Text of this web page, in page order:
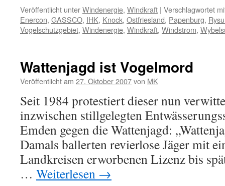
Veröffentlicht unterWindenergie, Windkraft | Verschlagwortet
Enercon, GASSCO, IHK, Knock, Ostfriesland, Papenburg,
Vogelschutzgebiet, Windenergie, Windkraft, Windstrom,
Wattenjagd ist Vogelmord
Veröffentlicht am 27. Oktober 2007von MK
Seit 1984 protestiert dieser nun
inzwischen stillgelegten
Emden gegen die Wattenjagd:
Damals ballerten revierlose Jäger mit
Landkreisen erworbenen Lizenz bis
… Weiterlesen →